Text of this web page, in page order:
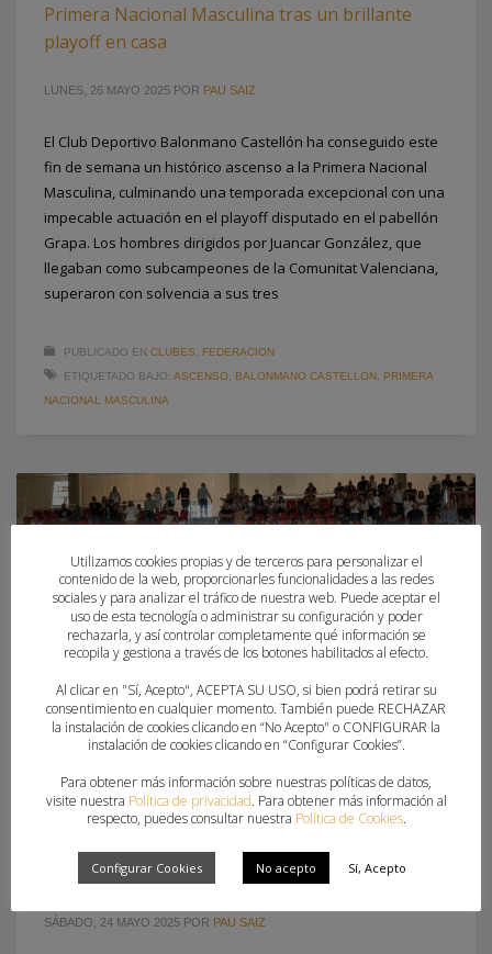
Primera Nacional Masculina tras un brillante
playoff en casa
LUNES, 26 MAYO 2025 POR PAU SAIZ
El Club Deportivo Balonmano Castellón ha conseguido este
fin de semana un histórico ascenso a la Primera Nacional
Masculina, culminando una temporada excepcional con una
impecable actuación en el playoff disputado en el pabellón
Grapa. Los hombres dirigidos por Juancar González, que
llegaban como subcampeones de la Comunitat Valenciana,
superaron con solvencia a sus tres
PUBLICADO EN CLUBES
FEDERACION
ETIQUETADO BAJO: ASCENSO BALONMANO CASTELLON
PRIMERA
NACIONAL MASCULINA
ELDA PRESTIGIO Y MORVEDRE CERTIFICAN SU
PERMANENCIA EN LA LIGA GUERRERAS
IBERDROLA
SÁBADO, 24 MAYO 2025 POR PAU SAIZ
Utilizamos cookies propias y de terceros para personalizar el
contenido de la web, proporcionarles funcionalidades a las redes
sociales y para analizar el tráfico de nuestra web. Puede aceptar el
uso de esta tecnología o administrar su configuración y poder
rechazarla, y así controlar completamente qué información se
recopila y gestiona a través de los botones habilitados al efecto.
Al clicar en "Sí, Acepto", ACEPTA SU USO, si bien podrá retirar su
consentimiento en cualquier momento. También puede RECHAZAR
la instalación de cookies clicando en “No Acepto" o CONFIGURAR la
instalación de cookies clicando en “Configurar Cookies”.
Para obtener más información sobre nuestras políticas de datos,
visite nuestra Política de privacidad. Para obtener más información al
respecto, puedes consultar nuestra Política de Cookies.
Configurar Cookies No acepto Sí, Acepto